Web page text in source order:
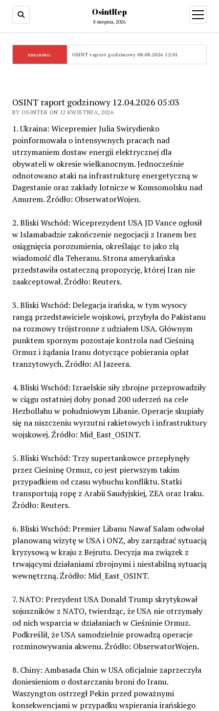
OsintRep
8 sierpnia, 2026
open
menu
BREAKING: OSINT raport godzinowy 08.08.2026 12:01
OSINT raport godzinowy 12.04.2026 05:03
BY OSINTER ON 12 KWIETNIA, 2026
1. Ukraina: Wicepremier Julia Swirydienko
poinformowała o intensywnych pracach nad
utrzymaniem dostaw energii elektrycznej dla
obywateli w okresie wielkanocnym. Jednocześnie
odnotowano ataki na infrastrukturę energetyczną w
Dagestanie oraz zakłady lotnicze w Komsomolsku nad
Amurem. Źródło: ObserwatorWojen.
2. Bliski Wschód: Wiceprezydent USA JD Vance ogłosił
w Islamabadzie zakończenie negocjacji z Iranem bez
osiągnięcia porozumienia, określając to jako złą
wiadomość dla Teheranu. Strona amerykańska
przedstawiła ostateczną propozycję, której Iran nie
zaakceptował. Źródło: Reuters.
3. Bliski Wschód: Delegacja irańska, w tym wysocy
rangą przedstawiciele wojskowi, przybyła do Pakistanu
na rozmowy trójstronne z udziałem USA. Głównym
punktem spornym pozostaje kontrola nad Cieśniną
Ormuz i żądania Iranu dotyczące pobierania opłat
tranzytowych. Źródło: Al Jazeera.
4. Bliski Wschód: Izraelskie siły zbrojne przeprowadziły
w ciągu ostatniej doby ponad 200 uderzeń na cele
Hezbollahu w południowym Libanie. Operacje skupiały
się na niszczeniu wyrzutni rakietowych i infrastruktury
wojskowej. Źródło: Mid_East_OSINT.
5. Bliski Wschód: Trzy supertankowce przepłynęły
przez Cieśninę Ormuz, co jest pierwszym takim
przypadkiem od czasu wybuchu konfliktu. Statki
transportują ropę z Arabii Saudyjskiej, ZEA oraz Iraku.
Źródło: Reuters.
6. Bliski Wschód: Premier Libanu Nawaf Salam odwołał
planowaną wizytę w USA i ONZ, aby zarządzać sytuacją
kryzysową w kraju z Bejrutu. Decyzja ma związek z
trwającymi działaniami zbrojnymi i niestabilną sytuacją
wewnętrzną. Źródło: Mid_East_OSINT.
7. NATO: Prezydent USA Donald Trump skrytykował
sojuszników z NATO, twierdząc, że USA nie otrzymały
od nich wsparcia w działaniach w Cieśninie Ormuz.
Podkreślił, że USA samodzielnie prowadzą operacje
rozminowywania akwenu. Źródło: ObserwatorWojen.
8. Chiny: Ambasada Chin w USA oficjalnie zaprzeczyła
doniesieniom o dostarczaniu broni do Iranu.
Waszyngton ostrzegł Pekin przed poważnymi
konsekwencjami w przypadku wspierania irańskiego